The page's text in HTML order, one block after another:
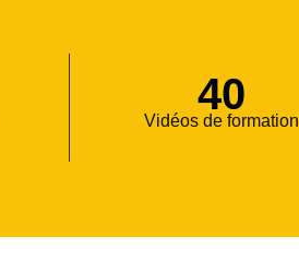
Vidéos de formation
40